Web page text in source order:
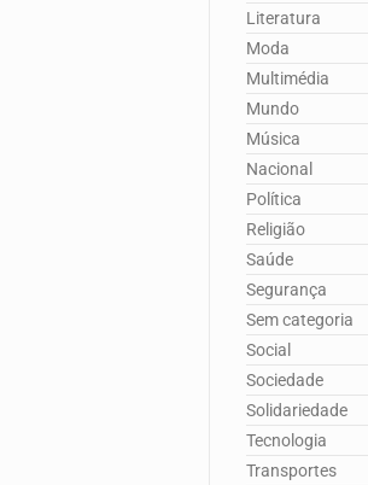
Literatura
Moda
Multimédia
Mundo
Música
Nacional
Política
Religião
Saúde
Segurança
Sem categoria
Social
Sociedade
Solidariedade
Tecnologia
Transportes